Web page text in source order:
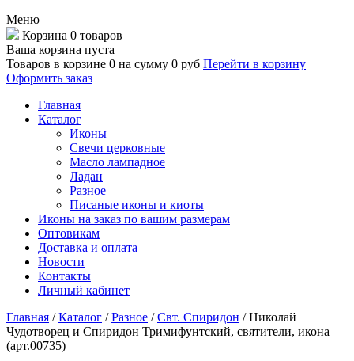
Меню
Корзина 0 товаров
Ваша корзина пуста
Товаров в корзине 0 на сумму 0 руб Перейти в корзину
Оформить заказ
Главная
Каталог
Иконы
Свечи церковные
Масло лампадное
Ладан
Разное
Писаные иконы и киоты
Иконы на заказ по вашим размерам
Оптовикам
Доставка и оплата
Новости
Контакты
Личный кабинет
Главная /Каталог /Разное /Свт. Спиридон /Николай
Чудотворец и Спиридон Тримифунтский, святители, икона
(арт.00735)